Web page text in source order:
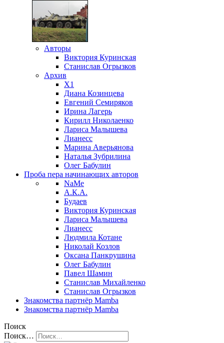
Авторы
Виктория Куринская
Станислав Огрызков
Архив
X1
Диана Козинцева
Евгений Семиряков
Ирина Лагерь
Кирилл Николаенко
Лариса Малышева
Лианесс
Марина Аверьянова
Наталья Зубрилина
Олег Бабулин
Проба пера начинающих авторов
NaMe
А.К.А.
Будаев
Виктория Куринская
Лариса Малышева
Лианесс
Людмила Котане
Николай Козлов
Оксана Панкрушина
Олег Бабулин
Павел Шамин
Станислав Михайленко
Станислав Огрызков
Знакомства партнёр Mamba
Знакомства партнёр Mamba
Поиск
Поиск…